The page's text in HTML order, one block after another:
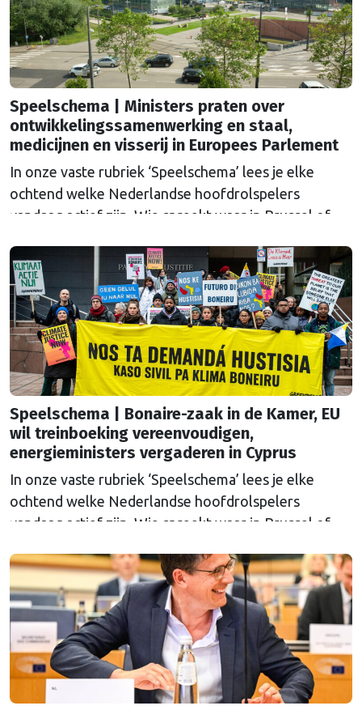
Speelschema | Ministers praten over
ontwikkelingssamenwerking en staal,
medicijnen en visserij in Europees Parlement
In onze vaste rubriek ‘Speelschema’ lees je elke
ochtend welke Nederlandse hoofdrolspelers
vandaag actief zijn. Wie spreekt waar in Brussel of
agenda?
Speelschema | Bonaire-zaak in de Kamer, EU
wil treinboeking vereenvoudigen,
energieministers vergaderen in Cyprus
In onze vaste rubriek ‘Speelschema’ lees je elke
ochtend welke Nederlandse hoofdrolspelers
vandaag actief zijn. Wie spreekt waar in Brussel of
agenda?